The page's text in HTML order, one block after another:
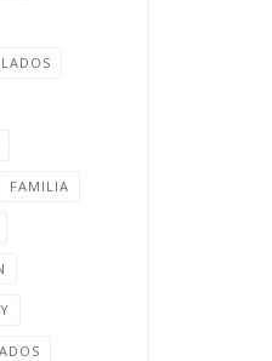
FAMILIA